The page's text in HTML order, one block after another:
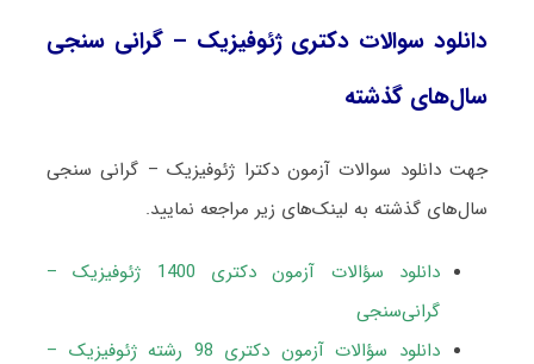
دانلود سوالات دکتری ژئوفیزیک – گرانی ‌سنجی
سال‌های گذشته
جهت دانلود سوالات آزمون دکترا ژئوفیزیک – گرانی ‌سنجی
سال‌های گذشته به لینک‌های زیر مراجعه نمایید.
دانلود سؤالات آزمون دکتری 1400 ژئوفیزیک –
گرانی‌سنجی
دانلود سؤالات آزمون دکتری 98 رشته ژئوفیزیک –